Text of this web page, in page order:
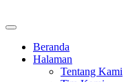
Beranda
Halaman
Tentang Kami